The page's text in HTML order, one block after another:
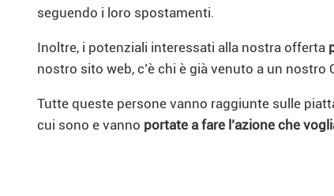
seguendo i loro spostamenti.
Inoltre, i potenziali interessati alla nostra offerta
nostro sito web, c’è chi è già venuto a un nostro
Tutte queste persone vanno raggiunte sulle
cui sono e vanno portate a fare l’azione che